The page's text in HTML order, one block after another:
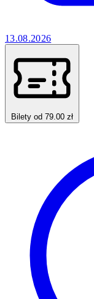
13.08.2026
Bilety od 79.00 zł